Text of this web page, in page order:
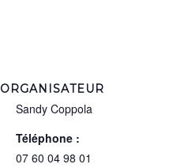
ORGANISATEUR
Sandy Coppola
Téléphone :
07 60 04 98 01